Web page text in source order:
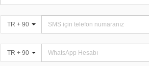
TR + 90
TR + 90